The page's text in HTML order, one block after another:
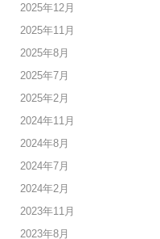
2025年12月
2025年11月
2025年8月
2025年7月
2025年2月
2024年11月
2024年8月
2024年7月
2024年2月
2023年11月
2023年8月